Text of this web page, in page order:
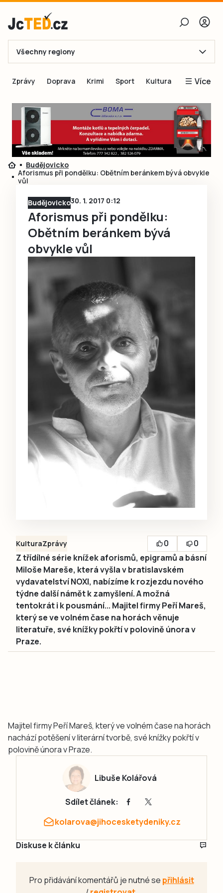
E-mail
Obnovit heslo
Přihlásit se
Přihlásit se přes Facebook
Všechny regiony
Zprávy Doprava Krimi Sport Kultura Více
Blogy
Inspirace
Čtenáři píší
Speciální přílohy
Budějovicko
Aforismus při pondělku: Obětním beránkem bývá obvykle
vůl
Budějovicko30. 1. 2017 0:12
Aforismus při pondělku:
Obětním beránkem bývá
obvykle vůl
KulturaZprávy 0
0
Z třídílné série knížek aforismů, epigramů a básní
Miloše Mareše, která vyšla v bratislavském
vydavatelství NOXI, nabízíme k rozjezdu nového
týdne další námět k zamyšlení. A možná
tentokrát i k pousmání... Majitel firmy Peří Mareš,
který se ve volném čase na horách věnuje
literatuře, své knížky pokřtí v polovině února v
Praze.
Majitel firmy Peří Mareš, který ve volném čase na horách
nachází potěšení v literární tvorbě, své knížky pokřtí v
polovině února v Praze.
Libuše Kolářová
Sdílet článek:
kolarova@jihocesketydeniky.cz
Diskuse k článku
Pro přidávání komentářů je nutné se přihlásit